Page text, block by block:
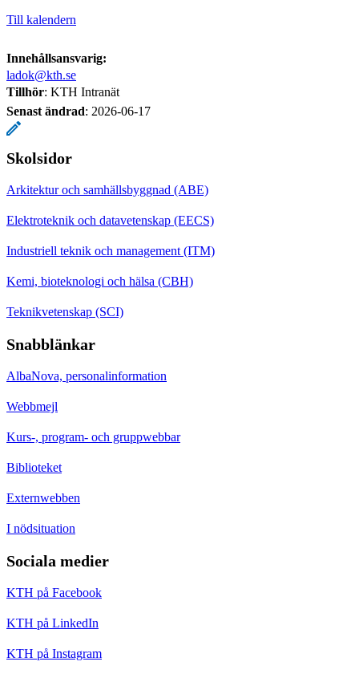
Till kalendern
Innehållsansvarig:
ladok@kth.se
Tillhör: KTH Intranät
Senast ändrad: 2026-06-17
Skolsidor
Arkitektur och samhällsbyggnad (ABE)
Elektroteknik och datavetenskap (EECS)
Industriell teknik och management (ITM)
Kemi, bioteknologi och hälsa (CBH)
Teknikvetenskap (SCI)
Snabblänkar
AlbaNova, personalinformation
Webbmejl
Kurs-, program- och gruppwebbar
Biblioteket
Externwebben
I nödsituation
Sociala medier
KTH på Facebook
KTH på LinkedIn
KTH på Instagram